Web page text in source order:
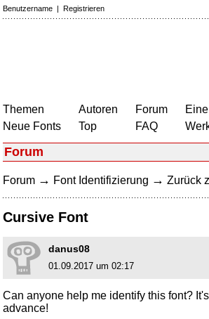
Benutzername | Registrieren
Themen
Neue Fonts
Autoren
Top
Forum
FAQ
Forum
Forum → Font Identifizierung → Zurück
Cursive Font
danus08
01.09.2017 um 02:17
Can anyone help me identify this font?
advance!